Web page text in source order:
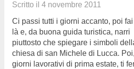
Scritto il 4 novembre 2011
Ci passi tutti i giorni accanto, poi
là e, da buona guida turistica,
piuttosto che spiegare i simboli
chiesa di san Michele di Lucca.
giorni lavorativi di prima estate, ti